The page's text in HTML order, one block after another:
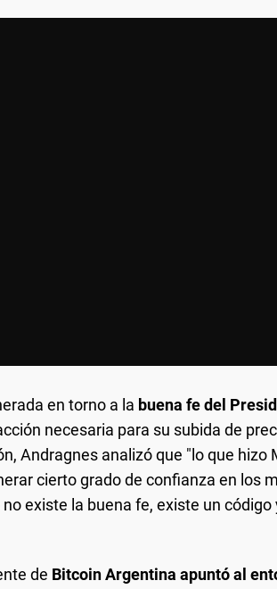
en torno a la buena fe del
necesaria para su subida de
Andragnes analizó que "lo que hizo
cierto grado de confianza en los
existe la buena fe, existe un
de Bitcoin Argentina apuntó al